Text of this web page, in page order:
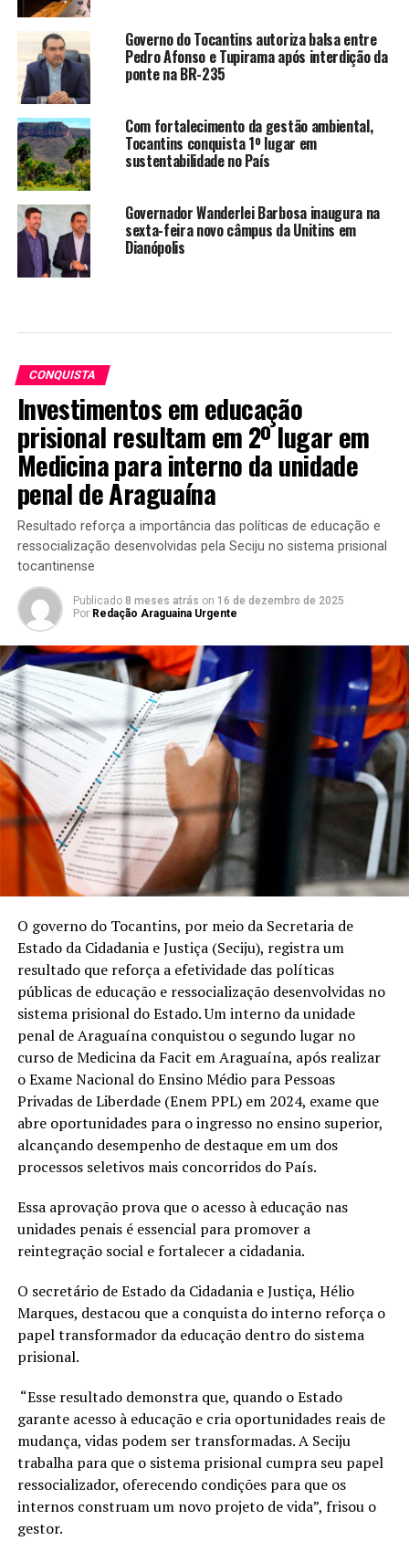
Governo do Tocantins autoriza balsa entre
Pedro Afonso e Tupirama após interdição da
ponte na BR-235
Com fortalecimento da gestão ambiental,
Tocantins conquista 1º lugar em
sustentabilidade no País
Governador Wanderlei Barbosa inaugura na
sexta-feira novo câmpus da Unitins em
Dianópolis
CONQUISTA
Investimentos em educação
prisional resultam em 2º lugar em
Medicina para interno da unidade
penal de Araguaína
Resultado reforça a importância das políticas de educação e
ressocialização desenvolvidas pela Seciju no sistema prisional
tocantinense
Publicado 8 meses atrás on 16 de dezembro de 2025
Por Redação Araguaina Urgente
O governo do Tocantins, por meio da Secretaria de
Estado da Cidadania e Justiça (Seciju), registra um
resultado que reforça a efetividade das políticas
públicas de educação e ressocialização desenvolvidas no
sistema prisional do Estado. Um interno da unidade
penal de Araguaína conquistou o segundo lugar no
curso de Medicina da Facit em Araguaína, após realizar
o Exame Nacional do Ensino Médio para Pessoas
Privadas de Liberdade (Enem PPL) em 2024, exame que
abre oportunidades para o ingresso no ensino superior,
alcançando desempenho de destaque em um dos
processos seletivos mais concorridos do País.
Essa aprovação prova que o acesso à educação nas
unidades penais é essencial para promover a
reintegração social e fortalecer a cidadania.
O secretário de Estado da Cidadania e Justiça, Hélio
Marques, destacou que a conquista do interno reforça o
papel transformador da educação dentro do sistema
prisional.
“Esse resultado demonstra que, quando o Estado
garante acesso à educação e cria oportunidades reais de
mudança, vidas podem ser transformadas. A Seciju
trabalha para que o sistema prisional cumpra seu papel
ressocializador, oferecendo condições para que os
internos construam um novo projeto de vida”, frisou o
gestor.